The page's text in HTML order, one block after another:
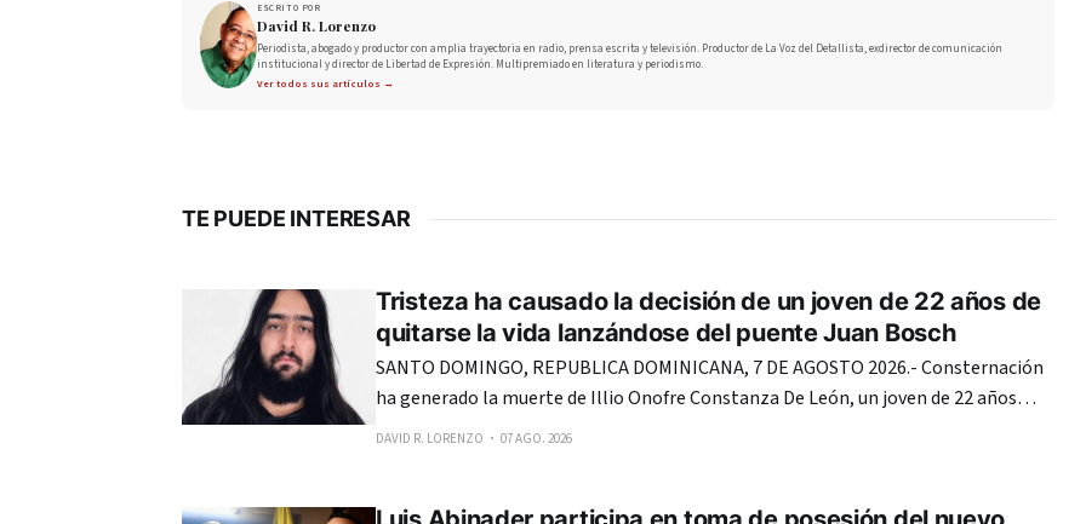
ESCRITO POR
David R. Lorenzo
Periodista, abogado y productor con amplia trayectoria en radio, prensa escrita y televisión. Productor de La Voz del Detallista, exdirector de comunicación
institucional y director de Libertad de Expresión. Multipremiado en literatura y periodismo.
Ver todos sus artículos →
TE PUEDE INTERESAR
Tristeza ha causado la decisión de un joven de 22 años de
quitarse la vida lanzándose del puente Juan Bosch
SANTO DOMINGO, REPUBLICA DOMINICANA, 7 DE AGOSTO 2026.- Consternación
ha generado la muerte de Illio Onofre Constanza De León, un joven de 22 años
cuyo fallecimiento ocurrido la tarde del jueves al lanzarse del puente Juan Boch,
DAVID R. LORENZO 07 AGO. 2026